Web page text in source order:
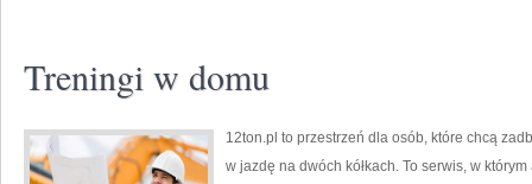
Treningi w domu
12ton.pl to przestrzeń dla osób, które chcą
w jazdę na dwóch kółkach. To serwis, w